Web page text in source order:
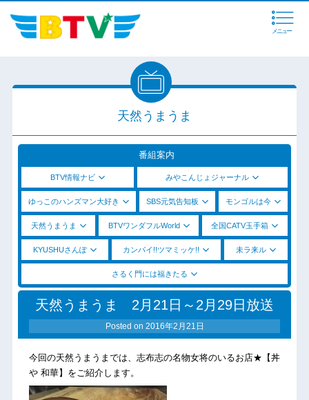
メニュー
天然うまうま
番組案内
BTV情報ナビ みやこんじょジャーナル
ゆっこのハンズマン大好き SBS元気告知板 モンゴルは今
天然うまうま BTVワンダフルWorld 全国CATV玉手箱
KYUSHUさんぽ カンパイ!!ツマミッケ!! 未ラ来ル
さるく門には福きたる
天然うまうま 2月21日～2月29日放送
Posted on 2016年2月21日
今回の天然うまうまでは、志布志の名物女将のいるお店★【丼
や 和華】をご紹介します。